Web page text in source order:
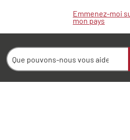
Emmenez-moi
mon pays